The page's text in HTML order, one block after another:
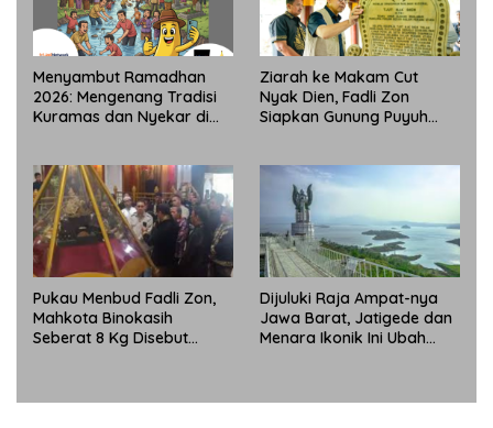
Menyambut Ramadhan
2026: Mengenang Tradisi
Kuramas dan Nyekar di
Ziarah ke Makam Cut
Nyak Dien, Fadli Zon
Siapkan Gunung Puyuh
Pukau Menbud Fadli Zon,
Mahkota Binokasih
Seberat 8 Kg Disebut
Dijuluki Raja Ampat-nya
Jawa Barat, Jatigede dan
Menara Ikonik Ini Ubah